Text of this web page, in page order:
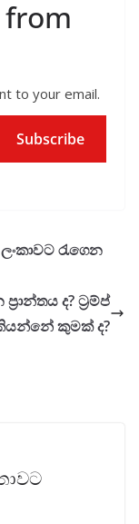
from
to your email.
Subscribe
රැගෙන
ද? ට්‍රම්ප්
කුමක් ද?